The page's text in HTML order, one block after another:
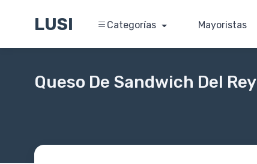
LUSI Categorías Mayoristas
Queso De Sandwich Del Rey